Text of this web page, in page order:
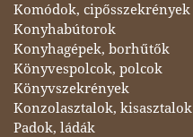
Komódok, cipősszekrények
Konyhabútorok
Konyhagépek, borhűtők
Könyvespolcok, polcok
Könyvszekrények
Konzolasztalok, kisasztalok
Padok, ládák